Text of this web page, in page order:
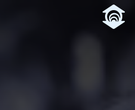
Pular para o Conteúdo principal